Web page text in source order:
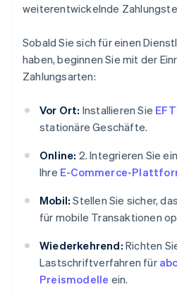
weiterentwickelnde
Sobald Sie sich für einen
haben, beginnen Sie mit der
Zahlungsarten:
Vor Ort: Installieren Sie
stationäre Geschäfte.
Online: 2. Integrieren Sie ein
Ihre E-Commerce-
Mobil: Stellen Sie sicher,
für mobile Transaktionen
Wiederkehrend: Richten
Lastschriftverfahren für
Preismodelle ein.